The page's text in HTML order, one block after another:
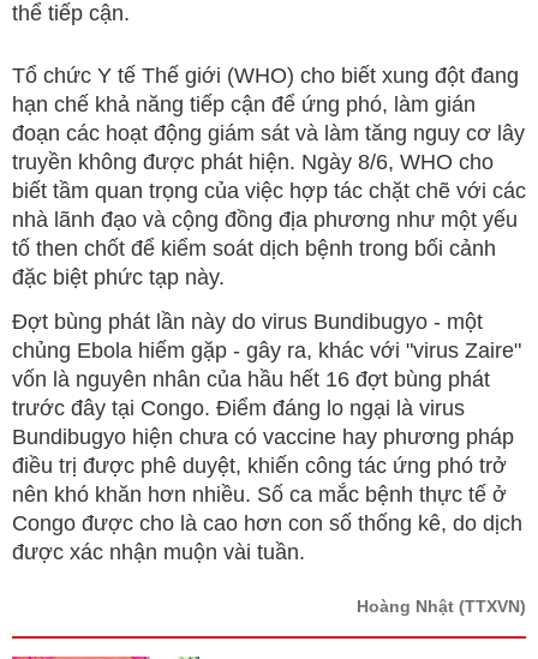
thể tiếp cận.
Tổ chức Y tế Thế giới (WHO) cho biết xung đột đang
hạn chế khả năng tiếp cận để ứng phó, làm gián
đoạn các hoạt động giám sát và làm tăng nguy cơ lây
truyền không được phát hiện. Ngày 8/6, WHO cho
biết tầm quan trọng của việc hợp tác chặt chẽ với các
nhà lãnh đạo và cộng đồng địa phương như một yếu
tố then chốt để kiểm soát dịch bệnh trong bối cảnh
đặc biệt phức tạp này.
Đợt bùng phát lần này do virus Bundibugyo - một
chủng Ebola hiếm gặp - gây ra, khác với "virus Zaire"
vốn là nguyên nhân của hầu hết 16 đợt bùng phát
trước đây tại Congo. Điểm đáng lo ngại là virus
Bundibugyo hiện chưa có vaccine hay phương pháp
điều trị được phê duyệt, khiến công tác ứng phó trở
nên khó khăn hơn nhiều. Số ca mắc bệnh thực tế ở
Congo được cho là cao hơn con số thống kê, do dịch
được xác nhận muộn vài tuần.
Hoàng Nhật (TTXVN)